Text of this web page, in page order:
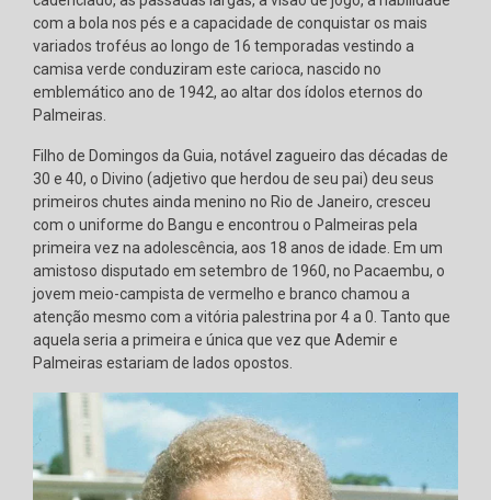
com a bola nos pés e a capacidade de conquistar os mais
variados troféus ao longo de 16 temporadas vestindo a
camisa verde conduziram este carioca, nascido no
emblemático ano de 1942, ao altar dos ídolos eternos do
Palmeiras.
Filho de Domingos da Guia, notável zagueiro das décadas de
30 e 40, o Divino (adjetivo que herdou de seu pai) deu seus
primeiros chutes ainda menino no Rio de Janeiro, cresceu
com o uniforme do Bangu e encontrou o Palmeiras pela
primeira vez na adolescência, aos 18 anos de idade. Em um
amistoso disputado em setembro de 1960, no Pacaembu, o
jovem meio-campista de vermelho e branco chamou a
atenção mesmo com a vitória palestrina por 4 a 0. Tanto que
aquela seria a primeira e única que vez que Ademir e
Palmeiras estariam de lados opostos.